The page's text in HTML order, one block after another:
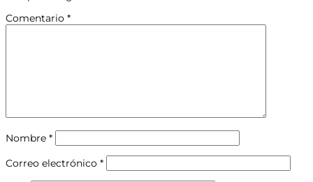
Comentario *
Nombre *
Correo electrónico *